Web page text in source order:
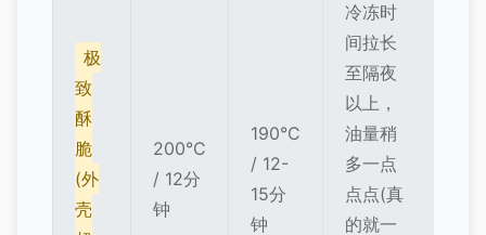
极
致
酥
脆
(外
壳
200°C
/ 12分
钟
190°C
/ 12-
15分
钟
冷冻时
间拉长
至隔夜
以上，
油量稍
多一点
点点(真
的就一